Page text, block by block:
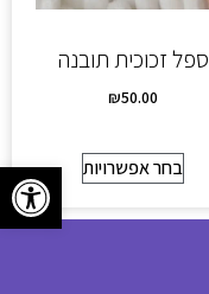
פתח
ספל זכוכית תובנה
₪50.00
בחר אפשרויות